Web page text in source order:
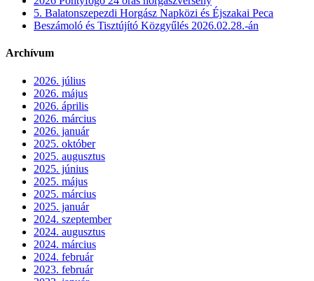
5. Balatonszepezdi Horgász Napközi és Éjszakai Peca
Beszámoló és Tisztújító Közgyűlés 2026.02.28.-án
Archívum
2026. július
2026. május
2026. április
2026. március
2026. január
2025. október
2025. augusztus
2025. június
2025. május
2025. március
2025. január
2024. szeptember
2024. augusztus
2024. március
2024. február
2023. február